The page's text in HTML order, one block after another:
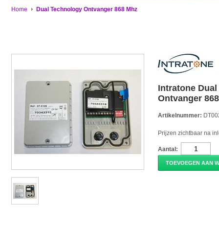
Home Dual Technology Ontvanger 868 Mhz
Intratone
Ontvanger
Artikelnummer:
Prijzen zichtbaar na
Aantal:
TOEVOEGEN AAN